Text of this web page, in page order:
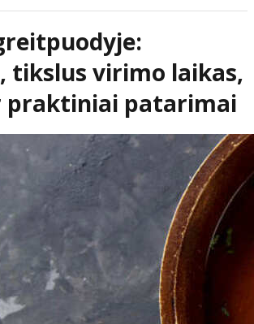
tikslus virimo laikas,
praktiniai patarimai